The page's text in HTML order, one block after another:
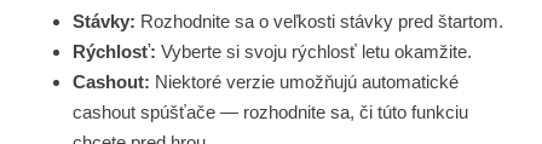
Stávky: Rozhodnite sa o veľkosti stávky pred štartom.
Rýchlosť: Vyberte si svoju rýchlosť letu okamžite.
Cashout: Niektoré verzie umožňujú automatické
cashout spúšťače — rozhodnite sa, či túto funkciu